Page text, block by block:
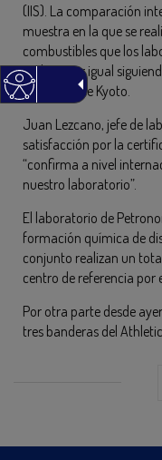
(IIS). La comparación
muestra en la que se
combustibles que los
realizar por igual
derivadas de Kyoto.
Juan Lezcano, jefe de
satisfacción por la
“confirma a nivel
nuestro laboratorio”.
El laboratorio de
formación química de
conjunto realizan un
centro de referencia por
Por otra parte desde
tres banderas del